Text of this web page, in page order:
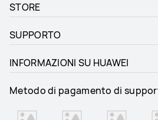
STORE
SUPPORTO
INFORMAZIONI SU HUAWEI
Metodo di pagamento di